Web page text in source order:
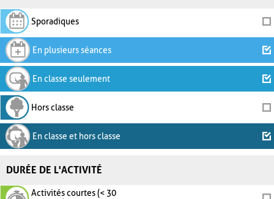
Sporadiques
En plusieurs séances
En classe seulement
Hors classe
En classe et hors classe
DURÉE DE L'ACTIVITÉ
Activités courtes (< 30